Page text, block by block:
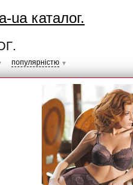
ua каталог.
популярністю ▼